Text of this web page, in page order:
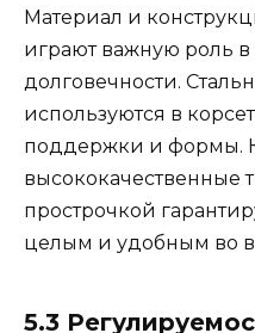
Материал и
играют важную роль в
долговечности.
используются в
поддержки и формы.
высококачественные
прострочкой
целым и удобным во
5.3